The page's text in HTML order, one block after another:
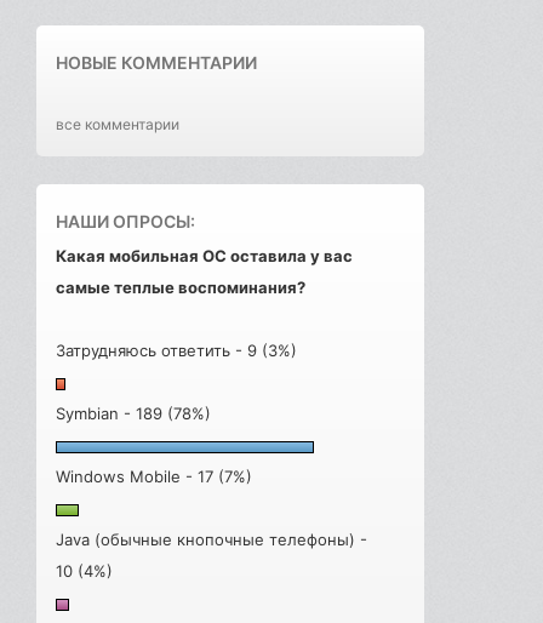
НОВЫЕ КОММЕНТАРИИ
все комментарии
НАШИ ОПРОСЫ:
Какая мобильная ОС оставила у вас
самые теплые воспоминания?
Затрудняюсь ответить - 9 (3%)
Symbian - 189 (78%)
Windows Mobile - 17 (7%)
Java (обычные кнопочные телефоны) -
10 (4%)